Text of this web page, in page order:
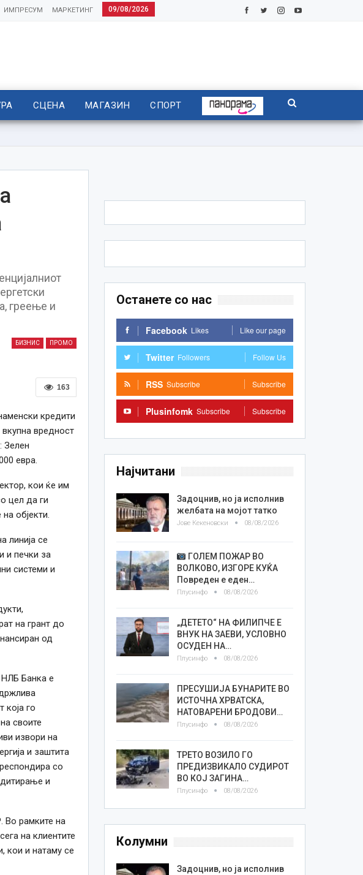
09/08/2026
МАРКЕТИНГ
ИМПРЕСУМ
СЦЕНА МАГАЗИН СПОРТ
греење и
БИЗНИС ПРОМО
163
кредити
вредност
Зелен
евра.
кои ќе им
цел да ги
објекти.
линија се
и печки за
системи и
на грант до
од
НЛБ Банка е
која го
своите
извори на
и заштита
со
и
Во рамките на
на клиентите
кои и натаму се
Останете со нас
Facebook Likes Like our page
Twitter Followers Follow Us
RSS Subscribe Subscribe
Plusinfomk Subscribe Subscribe
Најчитани
Задоцнив, но ја исполнив
желбата на мојот татко
Јове Кекеновски 08/08/2026
ГОЛЕМ ПОЖАР ВО
ВОЛКОВО, ИЗГОРЕ КУЌА
Повреден е еден…
Плусинфо 08/08/2026
„ДЕТЕТО“ НА ФИЛИПЧЕ Е
ВНУК НА ЗАЕВИ, УСЛОВНО
ОСУДЕН НА…
Плусинфо 08/08/2026
ПРЕСУШИЈА БУНАРИТЕ ВО
ИСТОЧНА ХРВАТСКА,
НАТОВАРЕНИ БРОДОВИ…
Плусинфо 08/08/2026
ТРЕТО ВОЗИЛО ГО
ПРЕДИЗВИКАЛО СУДИРОТ
ВО КОЈ ЗАГИНА…
Плусинфо 08/08/2026
Колумни
Задоцнив, но ја исполнив